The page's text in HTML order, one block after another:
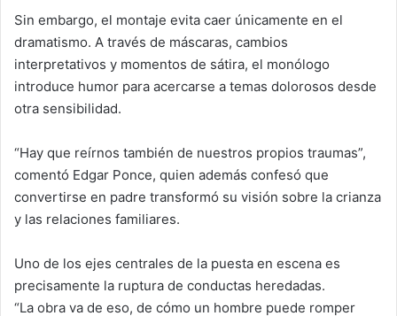
Sin embargo, el montaje evita caer únicamente en el
dramatismo. A través de máscaras, cambios
interpretativos y momentos de sátira, el monólogo
introduce humor para acercarse a temas dolorosos desde
otra sensibilidad.
“Hay que reírnos también de nuestros propios traumas”,
comentó Edgar Ponce, quien además confesó que
convertirse en padre transformó su visión sobre la crianza
y las relaciones familiares.
Uno de los ejes centrales de la puesta en escena es
precisamente la ruptura de conductas heredadas.
“La obra va de eso, de cómo un hombre puede romper